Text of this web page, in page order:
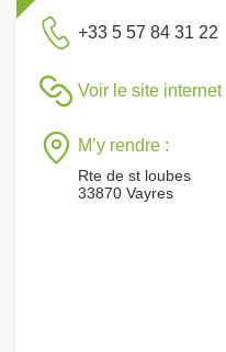
+33 5 57 84 31 22
Voir le site internet
M’y rendre :
Rte de st loubes
33870 Vayres